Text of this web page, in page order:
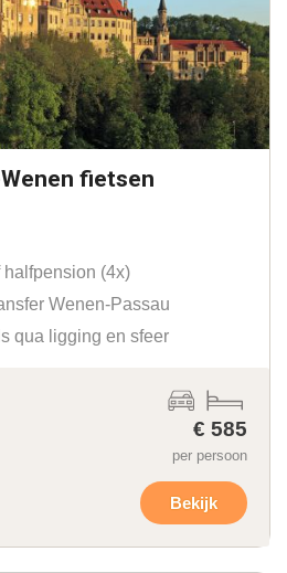
fietsen
(4x)
Wenen-Passau
qua ligging en sfeer
€ 585
per persoon
Bekijk